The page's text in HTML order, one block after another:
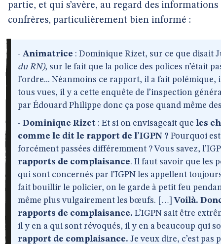
partie, et qui s’avère, au regard des
confrères, particulièrement bien informé :
- Animatrice : Dominique Rizet, sur ce que disait
du RN), sur le fait que la police des polices n’était
l’ordre... Néanmoins ce rapport, il a fait polémique,
tous vues, il y a cette enquête de l’inspection
par Édouard Philippe donc ça pose quand même
- Dominique Rizet : Et si on envisageait que les
comme le dit le rapport de l’IGPN ? Pourquoi
forcément passées différemment ? Vous savez,
rapports de complaisance. Il faut savoir que les
qui sont concernés par l’IGPN les appellent
fait bouillir le policier, on le garde à petit feu
même plus vulgairement les bœufs. […]Voilà.
rapports de complaisance. L’IGPN sait être
il y en a qui sont révoqués, il y en a beaucoup qui
rapport de complaisance. Je veux dire, c’est pas